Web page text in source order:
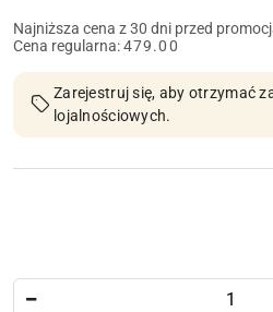
Najniższa cena z 30 dni przed
Cena regularna:479.00
Zarejestruj się, aby otrzymać
lojalnościowych.